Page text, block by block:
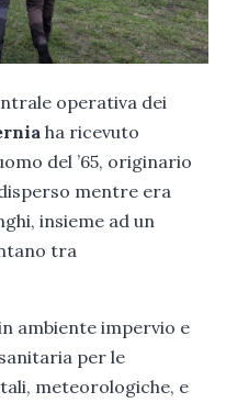
operativa dei
ha ricevuto
del ’65, originario
mentre era
insieme ad un
tra
ambiente impervio e
per le
meteorologiche, e